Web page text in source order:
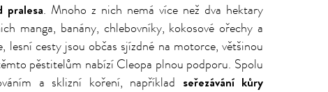
pralesa. Mnoho z nich nemá více než dva hektary
manga, banány, chlebovníky, kokosové ořechy a
cesty jsou občas sjízdné na motorce, většinou
pěstitelům nabízí Cleopa plnou podporu. Spolu
a sklizní koření, například seřezávání kůry